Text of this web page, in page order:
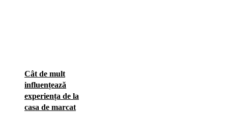
Cât de mult
influențează
experiența de la
casa de marcat